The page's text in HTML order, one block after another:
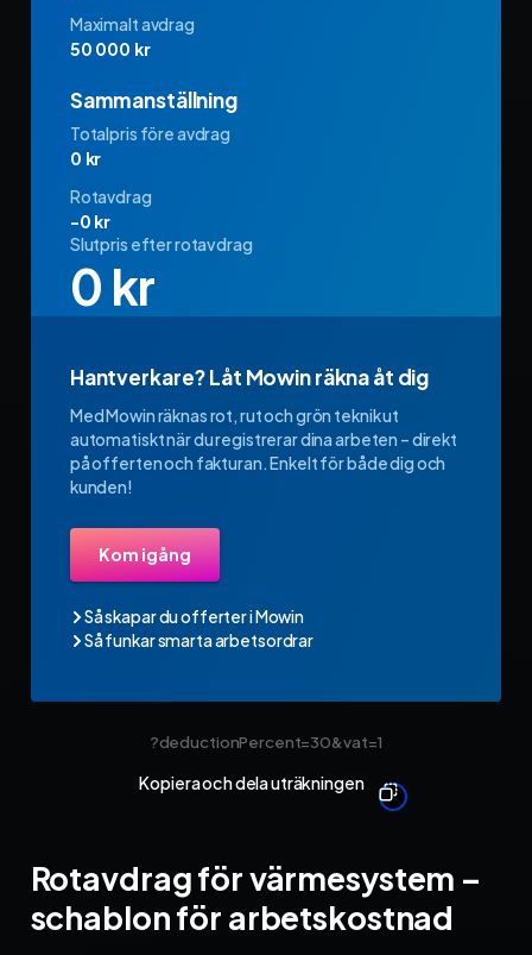
Maximalt avdrag
50 000 kr
Sammanställning
Totalpris före avdrag
0 kr
Rotavdrag
−0 kr
Slutpris efter rotavdrag
0 kr
Hantverkare? Låt Mowin räkna åt dig
Med Mowin räknas rot, rut och grön teknik ut
automatiskt när du registrerar dina arbeten – direkt
på offerten och fakturan. Enkelt för både dig och
kunden!
Kom igång
Så skapar du offerter i Mowin
Så funkar smarta arbetsordrar
?deductionPercent=30&vat=1
Kopiera och dela uträkningen
Rotavdrag för värmesystem –
schablon för arbetskostnad